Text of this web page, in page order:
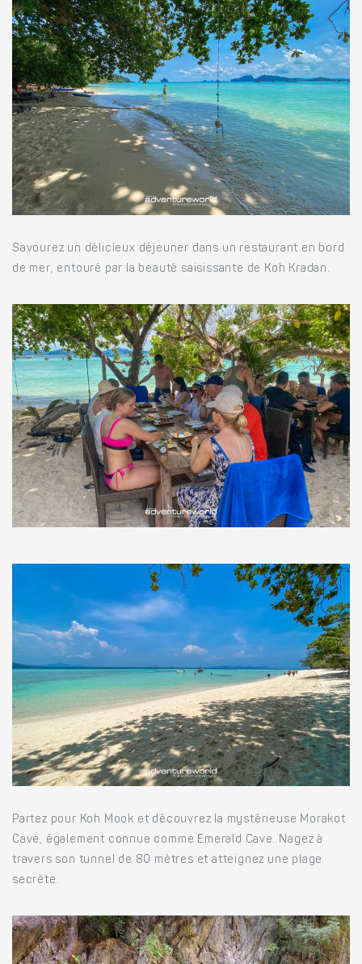
Savourez un délicieux déjeuner dans un restaurant en bord
de mer, entouré par la beauté saisissante de Koh Kradan.
Partez pour Koh Mook et découvrez la mystérieuse Morakot
Cave, également connue comme Emerald Cave. Nagez à
travers son tunnel de 80 mètres et atteignez une plage
secrète.